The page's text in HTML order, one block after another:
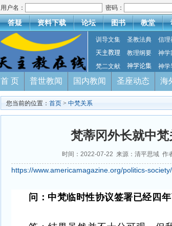
用户名： 密码：
答疑 资料下载 论坛 图书 教堂
训导文集 圣教法典 信理
天主教理
教理纲要 神学
梵二文献
神学论集 神学
首 页 普世教闻 国内教闻 圣座动态 海
您当前的位置： 首页 > 中梵关系
梵蒂冈外长就中梵
时间：2022-07-22 来源：清平思域 作
https://www.americamagazine.org/politics-
问：中梵临时性协议签署已经四